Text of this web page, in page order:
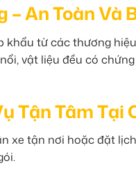
An Toàn Và
từ các thương
vật liệu đều có
Tận Tâm Tại
xe tận nơi hoặc đặt